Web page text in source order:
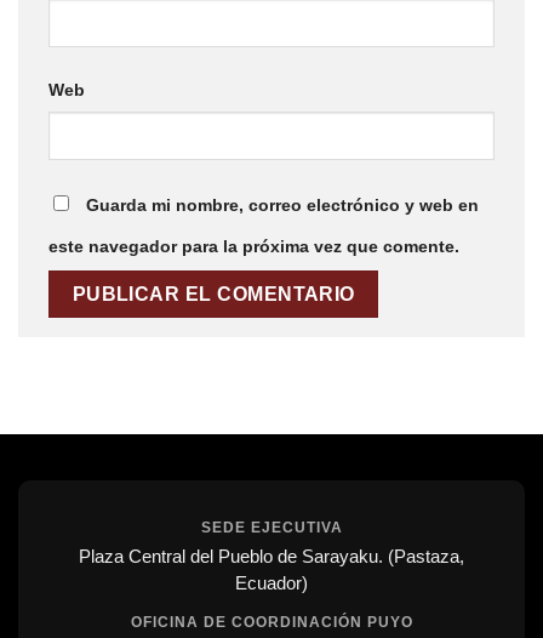
Web
Guarda mi nombre, correo electrónico y web en
este navegador para la próxima vez que comente.
SEDE EJECUTIVA
Plaza Central del Pueblo de Sarayaku. (Pastaza,
Ecuador)
OFICINA DE COORDINACIÓN PUYO